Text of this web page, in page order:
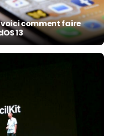
voici comment faire
13